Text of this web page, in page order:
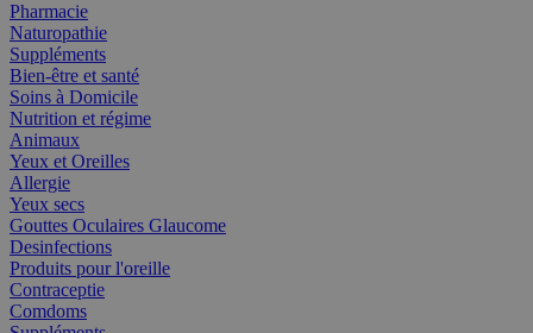
Pharmacie
Naturopathie
Suppléments
Bien-être et santé
Soins à Domicile
Nutrition et régime
Animaux
Yeux et Oreilles
Allergie
Yeux secs
Gouttes Oculaires Glaucome
Desinfections
Produits pour l'oreille
Contraceptie
Comdoms